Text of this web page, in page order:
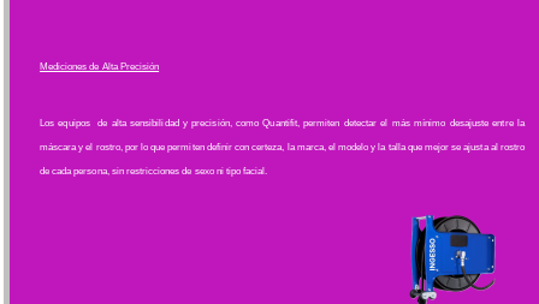
Mediciones de Alta Precisión
Los equipos de alta sensibilidad y precisión, como Quantifit, permiten detectar el más mínimo desajuste entre la
máscara y el rostro, por lo que permiten definir con certeza, la marca, el modelo y la talla que mejor se ajusta al rostro
de cada persona, sin restricciones de sexo ni tipo facial.